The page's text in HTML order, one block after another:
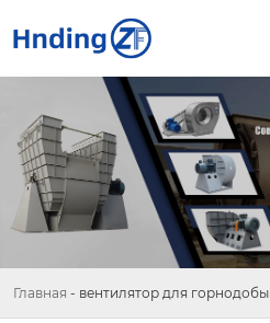
Главная - вентилятор для